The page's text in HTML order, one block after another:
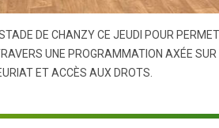
DE CHANZY CE JEUDI POUR
UNE PROGRAMMATION AXÉE
ET ACCÈS AUX DROTS.